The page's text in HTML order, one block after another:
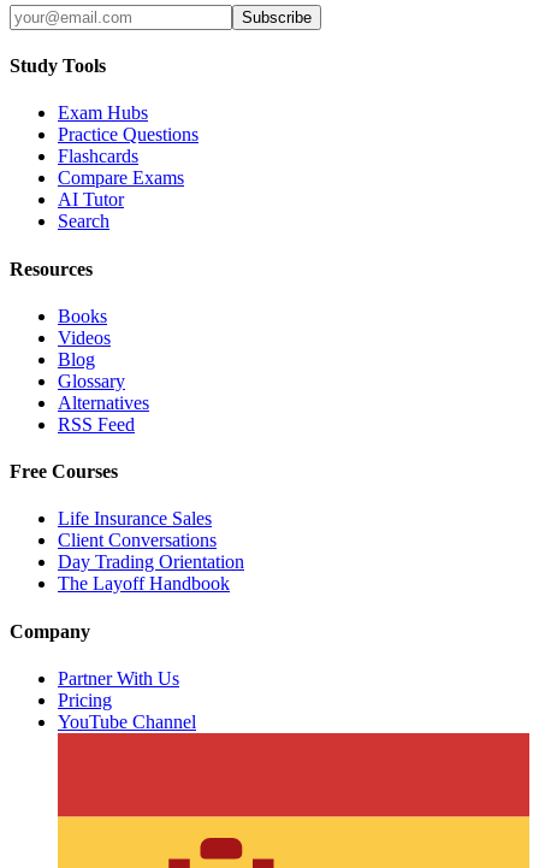
Subscribe
Study Tools
Exam Hubs
Practice Questions
Flashcards
Compare Exams
AI Tutor
Search
Resources
Books
Videos
Blog
Glossary
Alternatives
RSS Feed
Free Courses
Life Insurance Sales
Client Conversations
Day Trading Orientation
The Layoff Handbook
Company
Partner With Us
Pricing
YouTube Channel